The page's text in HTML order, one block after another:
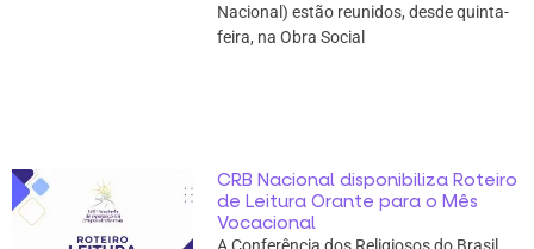
Nacional) estão reunidos, desde quinta-
feira, na Obra Social
CRB Nacional disponibiliza Roteiro
de Leitura Orante para o Mês
Vocacional